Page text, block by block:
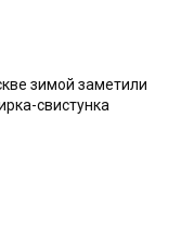
зимой заметили
свистунка